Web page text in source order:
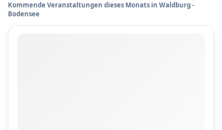
Kommende Veranstaltungen dieses Monats in Waldburg -
Bodensee